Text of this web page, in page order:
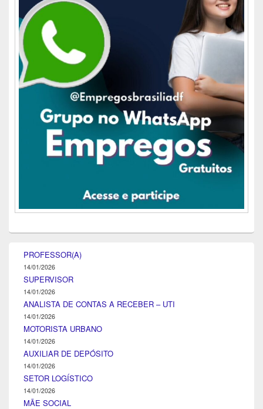
PROFESSOR(A)
14/01/2026
SUPERVISOR
14/01/2026
ANALISTA DE CONTAS A RECEBER – UTI
14/01/2026
MOTORISTA URBANO
14/01/2026
AUXILIAR DE DEPÓSITO
14/01/2026
SETOR LOGÍSTICO
14/01/2026
MÃE SOCIAL